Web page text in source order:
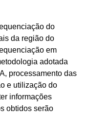
do
da região do
em
adotada
processamento das
e utilização do
informações
obtidos serão